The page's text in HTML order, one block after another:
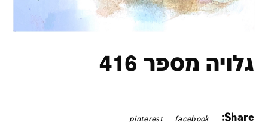
גלויה מספר 416
Share:
facebook
pinterest